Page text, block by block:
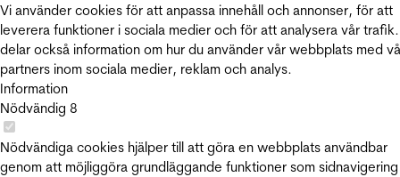
Vi använder cookies för att anpassa innehåll och annonser, för att
leverera funktioner i sociala medier och för att analysera vår
delar också information om hur du använder vår webbplats med
partners inom sociala medier, reklam och analys.
Information
Nödvändig 8
Nödvändiga cookies hjälper till att göra en webbplats användbar
genom att möjliggöra grundläggande funktioner som